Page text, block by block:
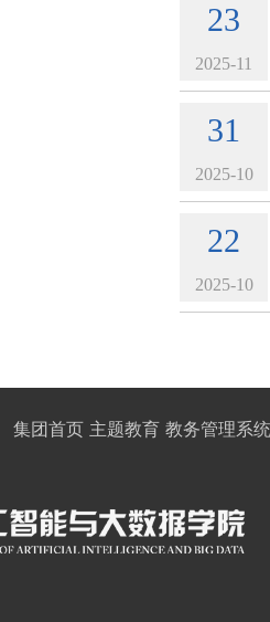
23
2025-11
31
2025-10
22
2025-10
集团首页 主题教育 教务管理系统